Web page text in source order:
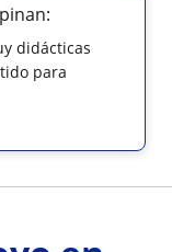
didácticas
para